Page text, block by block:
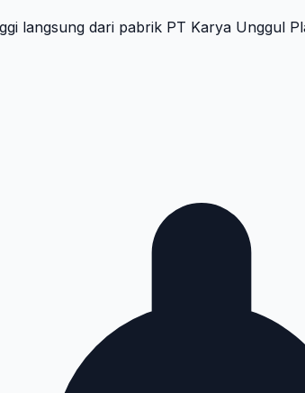
langsung dari pabrik PT Karya Unggul